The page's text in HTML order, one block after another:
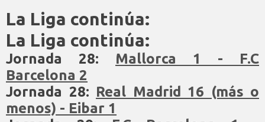
La Liga continúa:
La Liga continúa:
Jornada 28: Mallorca 1 - F.C
Barcelona 2
Jornada 28: Real Madrid 16 (más o
menos) - Eibar 1